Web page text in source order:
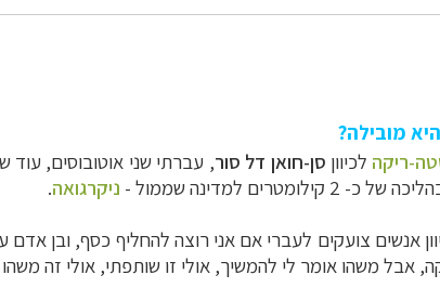
מובילה?
ריקה לכיוון סן-חואן דל סור, עברתי שני אוטובוסים,
למדינה שממול -
ניקרגואה.
אנשים צועקים לעברי אם אני רוצה להחליף כסף, ובן
אבל משהו אומר לי להמשיך, אולי זו שותפתי, אולי זה